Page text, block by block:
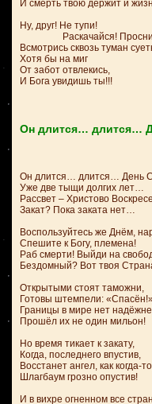
И смерть твою держит и
Ну, друг! Не тупи!
Раскачайся!
Всмотрись сквозь туман
Хотя бы на миг
От забот отвлекись,
И Бога увидишь ты!!!
Он длится… длится…
Он длится… длится… День
Уже две тыщи долгих лет…
Рассвет – Христово
Закат? Пока заката нет…
Воспользуйтесь же Днём,
Спешите к Богу, племена!
Раб смерти! Выйди на
Бездомный? Вот твоя
Открытыми стоят таможни,
Готовы штемпели:
Границы в мире нет
Прошёл их не один мильон!
Но время тикает к закату,
Когда, последнего впустив,
Восстанет ангел, как когда-
Шлагбаум грозно опустив!
И в вихре огненном все